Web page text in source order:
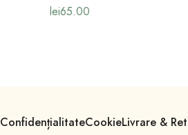
lei65.00
ConfidențialitateCookieLivrare &